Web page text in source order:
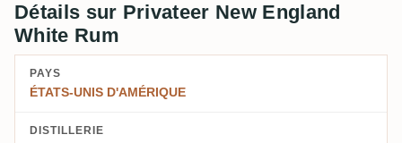
Détails sur Privateer New England
White Rum
PAYS
ÉTATS-UNIS D'AMÉRIQUE
DISTILLERIE